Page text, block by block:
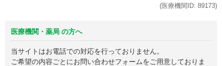
(医療機関ID: 89173)
医療機関・薬局 の方へ
当サイトはお電話での対応を行っておりません。
ご希望の内容ごとにお問い合わせフォームをご用意しておりま